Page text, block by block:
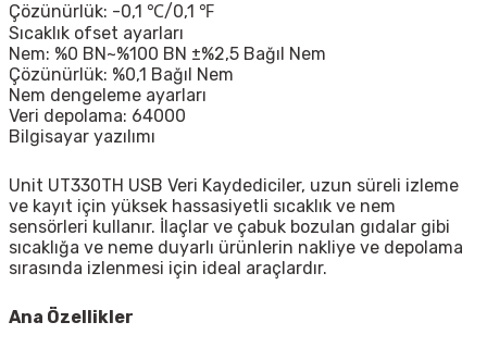
Çözünürlük: -0,1 ℃/0,1 ℉
Sıcaklık ofset ayarları
Nem: %0 BN~%100 BN ±%2,5 Bağıl Nem
Çözünürlük: %0,1 Bağıl Nem
Nem dengeleme ayarları
Veri depolama: 64000
Bilgisayar yazılımı
Unit UT330TH USB Veri Kaydediciler, uzun süreli izleme
ve kayıt için yüksek hassasiyetli sıcaklık ve nem
sensörleri kullanır. İlaçlar ve çabuk bozulan gıdalar gibi
sıcaklığa ve neme duyarlı ürünlerin nakliye ve depolama
sırasında izlenmesi için ideal araçlardır.
Ana Özellikler